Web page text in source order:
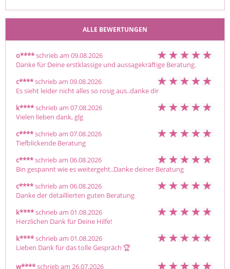
ALLE BEWERTUNGEN
o****schrieb am 09.08.2026
Danke für Deine erstklassige und aussagekräftige Beratung.
c****schrieb am 09.08.2026
Es sieht leider nicht alles so rosig aus..danke dir
k****schrieb am 07.08.2026
Vielen lieben dank, glg
c****schrieb am 07.08.2026
Tiefblickende Beratung
c****schrieb am 06.08.2026
Bin gespannt wie es weitergeht..Danke deiner Beratung
c****schrieb am 06.08.2026
Danke der detaillierten guten Beratung
k****schrieb am 01.08.2026
Herzlichen Dank für Deine Hilfe!
k****schrieb am 01.08.2026
Lieben Dank für das tolle Gespräch 🏆
w****schrieb am 26.07.2026